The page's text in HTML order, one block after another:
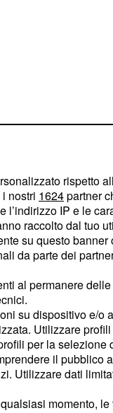
rispetto
nostri 1624partner
IP e le
raccolto dal tuo
su questo
da parte dei
al permanere
su dispositivo e/o
Utilizzare
per la selezione
il pubblico
Utilizzare dati
momento,